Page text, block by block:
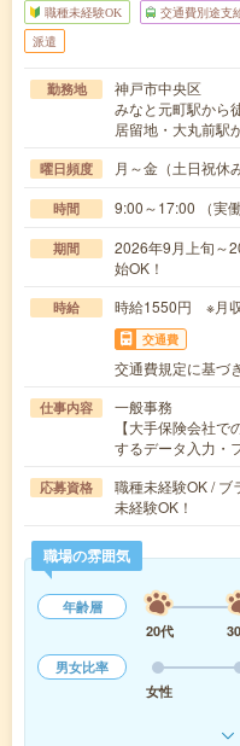
職種未経験OK 交通費別途支
派遣
勤務地
神戸市中央区
みなと元町駅から
居留地・大丸前駅
曜日頻度 月～金（土日祝休
時間 9:00～17:00 （実
期間
2026年9月上旬～
始OK！
時給 時給1550円 ※月
交通費
交通費規定に基づ
仕事内容
一般事務
【大手保険会社
するデータ入力・
応募資格
職種未経験OK / ブ
未経験OK！
職場の雰囲気
年齢層
20代
男女比率
女性